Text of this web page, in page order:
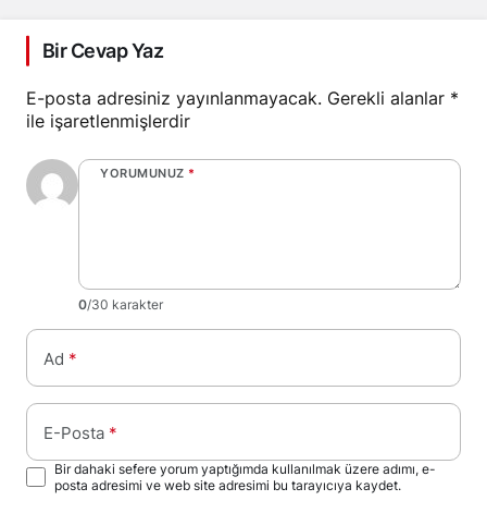
Bir Cevap Yaz
E-posta adresiniz yayınlanmayacak. Gerekli alanlar *
ile işaretlenmişlerdir
YORUMUNUZ *
0/30 karakter
Ad *
E-Posta *
Bir dahaki sefere yorum yaptığımda kullanılmak üzere adımı, e-
posta adresimi ve web site adresimi bu tarayıcıya kaydet.